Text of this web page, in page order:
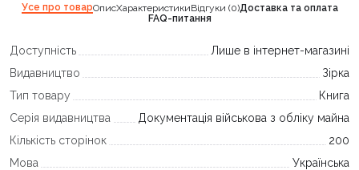
Усе про товарОписХарактеристикиВідгуки (0)Доставка та оплата
FAQ-питання
Доступність
Лише в інтернет-магазині
Видавництво
Зірка
Тип товару
Книга
Серія видавництва
Документація військова з обліку майна
Кількість сторінок
200
Мова
Українська